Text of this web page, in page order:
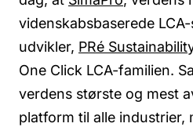
videnskabsbaserede
udvikler, PRé
One Click LCA-familien.
verdens største og mest
platform til alle industrier,